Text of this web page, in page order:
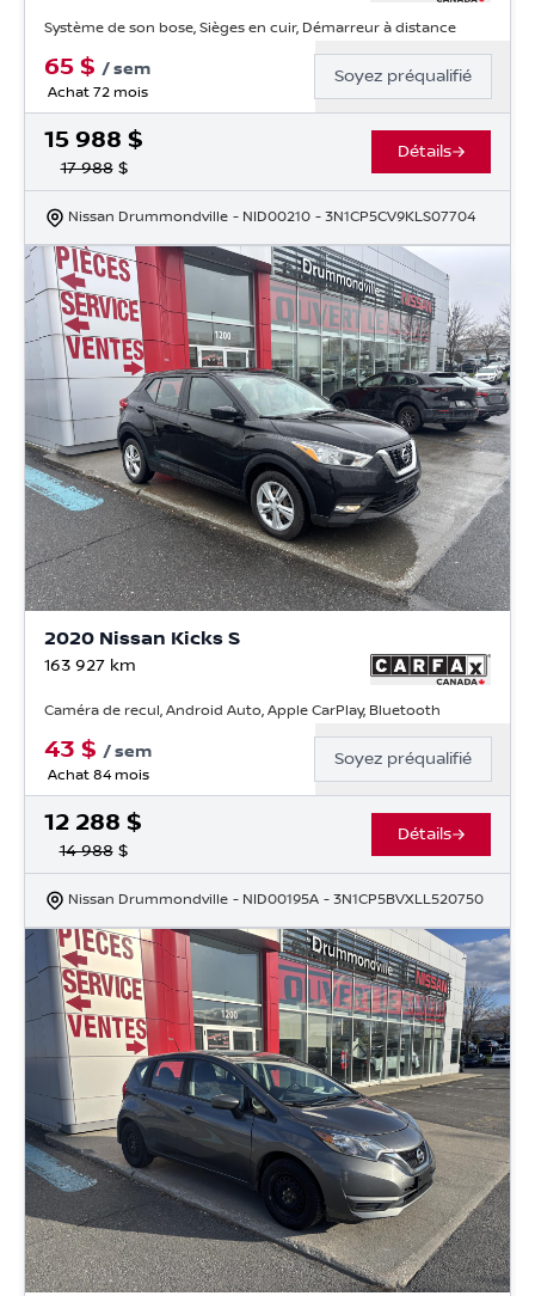
Système de son bose, Sièges en cuir, Démarreur à distance
65 $ /sem
Achat 72 mois
Soyez préqualifié
15 988 $
17 988$
Détails
Nissan Drummondville - NID00210 - 3N1CP5CV9KLS07704
2020 Nissan Kicks S
163 927 km
Caméra de recul, Android Auto, Apple CarPlay, Bluetooth
43 $ /sem
Achat 84 mois
Soyez préqualifié
12 288 $
14 988$
Détails
Nissan Drummondville - NID00195A - 3N1CP5BVXLL520750